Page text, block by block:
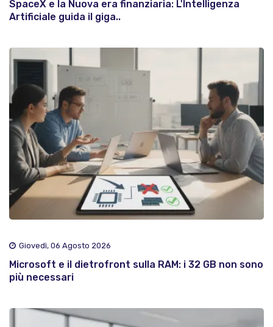
SpaceX e la Nuova era finanziaria: L'Intelligenza
Artificiale guida il giga..
Giovedì, 06 Agosto 2026
Microsoft e il dietrofront sulla RAM: i 32 GB non sono
più necessari